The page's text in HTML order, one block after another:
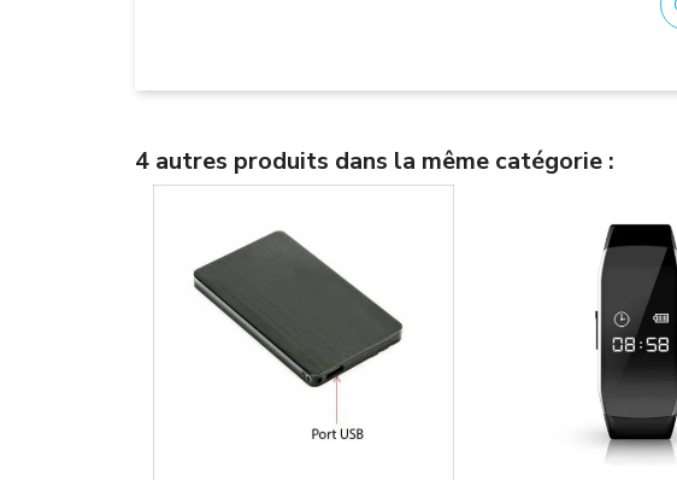
4 autres produits dans la même catégorie :